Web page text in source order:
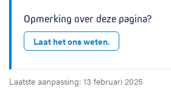
Opmerking over deze pagina?
Laat het ons weten.
Laatste aanpassing: 13 februari 2025